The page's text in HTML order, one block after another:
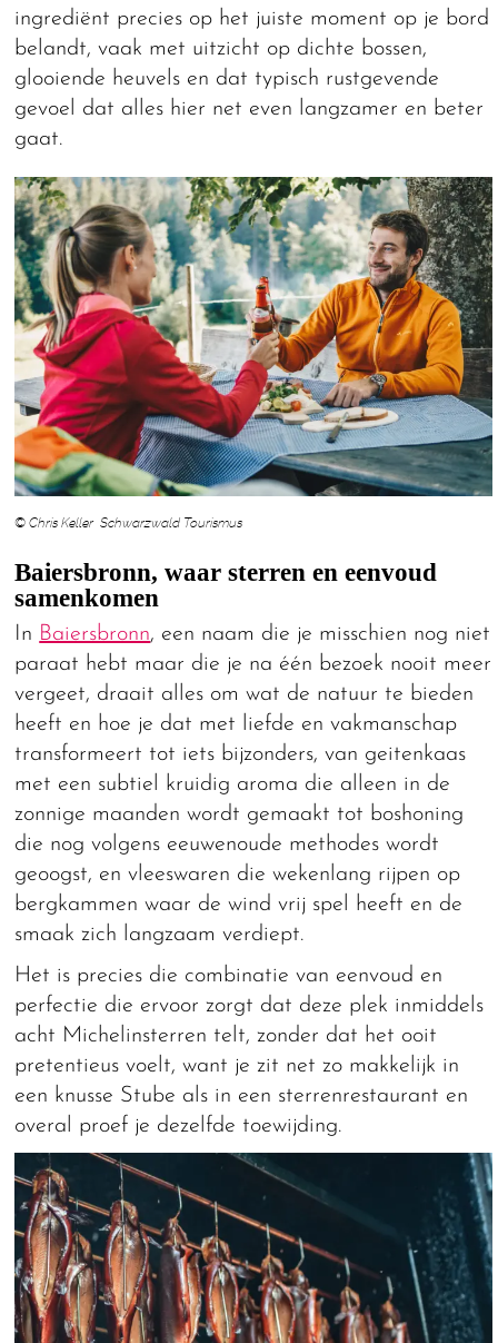
ingrediënt precies op het juiste moment op je bord
belandt, vaak met uitzicht op dichte bossen,
glooiende heuvels en dat typisch rustgevende
gevoel dat alles hier net even langzamer en beter
gaat.
© Chris Keller Schwarzwald Tourismus
Baiersbronn, waar sterren en eenvoud
samenkomen
In Baiersbronn, een naam die je misschien nog niet
paraat hebt maar die je na één bezoek nooit meer
vergeet, draait alles om wat de natuur te bieden
heeft en hoe je dat met liefde en vakmanschap
transformeert tot iets bijzonders, van geitenkaas
met een subtiel kruidig aroma die alleen in de
zonnige maanden wordt gemaakt tot boshoning
die nog volgens eeuwenoude methodes wordt
geoogst, en vleeswaren die wekenlang rijpen op
bergkammen waar de wind vrij spel heeft en de
smaak zich langzaam verdiept.
Het is precies die combinatie van eenvoud en
perfectie die ervoor zorgt dat deze plek inmiddels
acht Michelinsterren telt, zonder dat het ooit
pretentieus voelt, want je zit net zo makkelijk in
een knusse Stube als in een sterrenrestaurant en
overal proef je dezelfde toewijding.